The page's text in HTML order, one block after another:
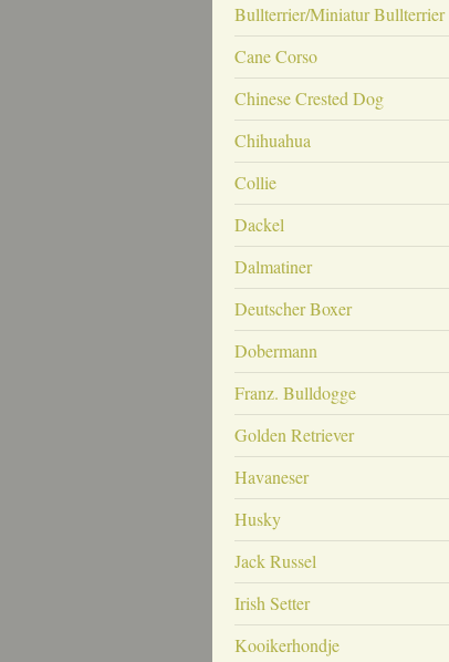
Bullterrier/Miniatur Bullterrier
Cane Corso
Chinese Crested Dog
Chihuahua
Collie
Dackel
Dalmatiner
Deutscher Boxer
Dobermann
Franz. Bulldogge
Golden Retriever
Havaneser
Husky
Jack Russel
Irish Setter
Kooikerhondje